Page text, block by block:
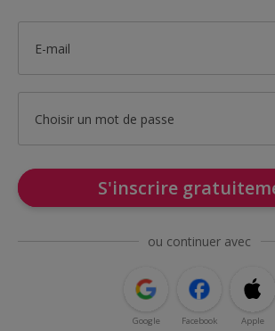
E-mail
Choisir un mot de passe
S'inscrire
ou continuer avec
Google Facebook Apple